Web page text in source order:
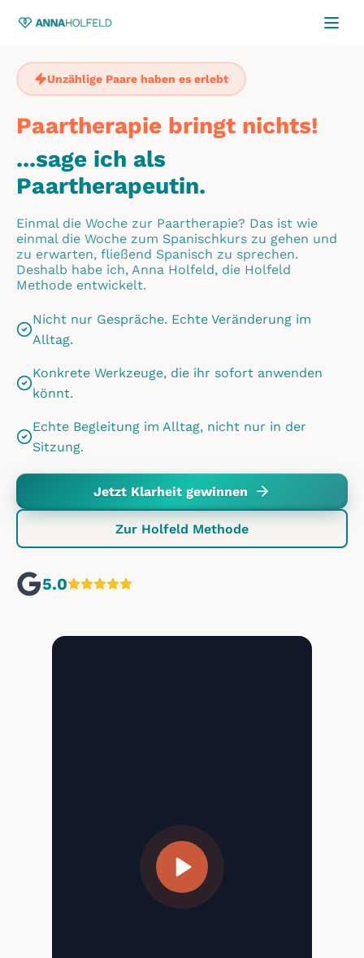
Unzählige Paare haben es erlebt
Paartherapie bringt nichts!
...sage ich als
Paartherapeutin.
Einmal die Woche zur Paartherapie? Das ist wie
einmal die Woche zum Spanischkurs zu gehen und
zu erwarten, fließend Spanisch zu sprechen.
Deshalb habe ich, Anna Holfeld, die Holfeld
Methode entwickelt.
Nicht nur Gespräche. Echte Veränderung im
Alltag.
Konkrete Werkzeuge, die ihr sofort anwenden
könnt.
Echte Begleitung im Alltag, nicht nur in der
Sitzung.
Jetzt Klarheit gewinnen
Zur Holfeld Methode
5.0